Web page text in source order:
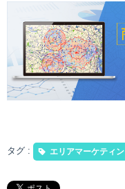
タグ : エリアマーケティ